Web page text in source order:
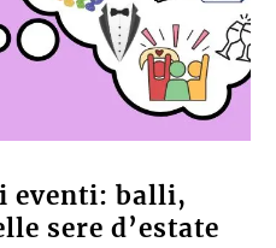
eventi: balli,
sere d’estate